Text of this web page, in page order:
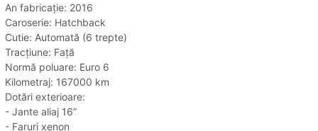
An fabricație: 2016
Caroserie: Hatchback
Cutie: Automată (6 trepte)
Tracțiune: Față
Normă poluare: Euro 6
Kilometraj: 167000 km
Dotări exterioare:
- Jante aliaj 16”
- Faruri xenon